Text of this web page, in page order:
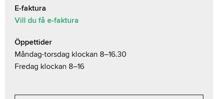
E-faktura
Vill du få e-faktura
Öppettider
Måndag-torsdag klockan 8–16.30
Fredag klockan 8–16